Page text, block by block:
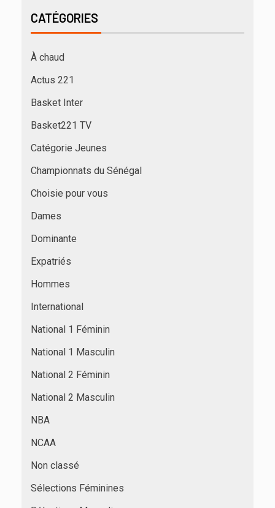
CATÉGORIES
À chaud
Actus 221
Basket Inter
Basket221 TV
Catégorie Jeunes
Championnats du Sénégal
Choisie pour vous
Dames
Dominante
Expatriés
Hommes
International
National 1 Féminin
National 1 Masculin
National 2 Féminin
National 2 Masculin
NBA
NCAA
Non classé
Sélections Féminines